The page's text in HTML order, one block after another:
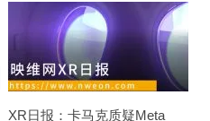
XR日报：卡马克质疑Meta